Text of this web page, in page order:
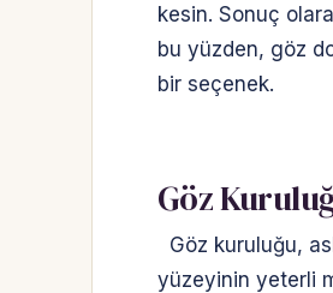
kesin. Sonuç
bu yüzden, göz
bir seçenek.
Göz
Göz kuruluğu,
yüzeyinin yeterli